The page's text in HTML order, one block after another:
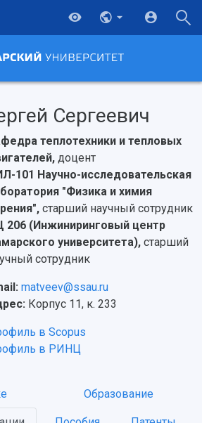
Сергеевич
теплотехники и тепловых
доцент
101 Научно-исследовательская
"Физика и химия
старший научный сотрудник
206 (Инжиниринговый центр
университета),старший
сотрудник
matveev@ssau.ru
Корпус 11, к. 233
в Scopus
в РИНЦ
Образование